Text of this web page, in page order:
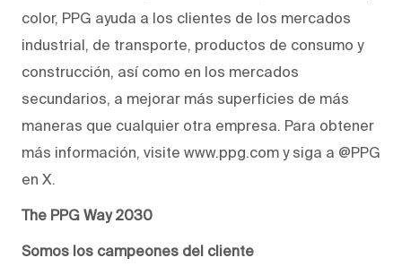
color, PPG ayuda a los clientes de los mercados
industrial, de transporte, productos de consumo y
construcción, así como en los mercados
secundarios, a mejorar más superficies de más
maneras que cualquier otra empresa. Para obtener
más información, visite www.ppg.com y siga a @PPG
en X.
The PPG Way 2030
Somos los campeones del cliente